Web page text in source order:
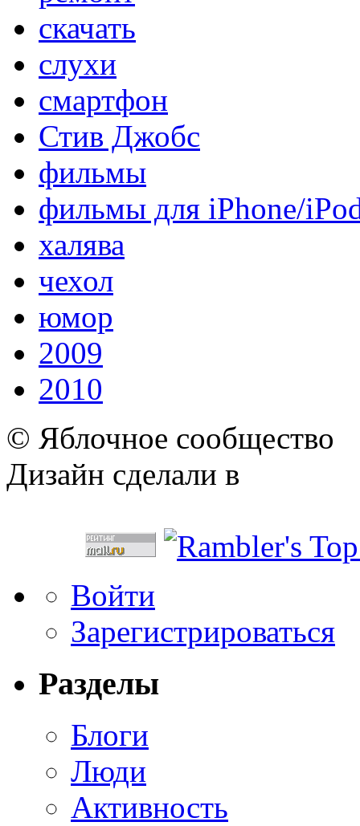
скачать
слухи
смартфон
Стив Джобс
фильмы
фильмы для iPhone/
халява
чехол
юмор
2009
2010
© Яблочное сообщество
Дизайн сделали в
Войти
Зарегистрироваться
Разделы
Блоги
Люди
Активность